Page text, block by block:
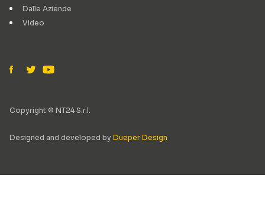
Dalle Aziende
Video
Copyright © NT24 S.r.l.
Designed and developed by Dueper Design